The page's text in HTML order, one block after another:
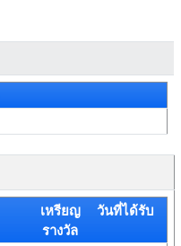
เหรียญ
รางวัล
วันที่ได้รับ